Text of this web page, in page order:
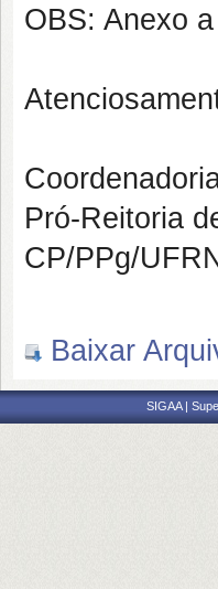
OBS: Anexo
Pró-Reitoria
CP/PPg/
Baixar
SIGAA |